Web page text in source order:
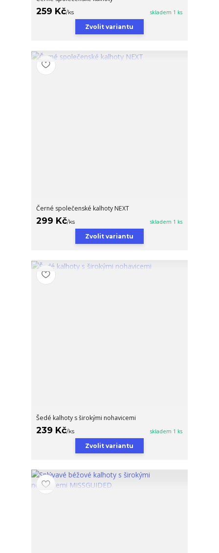
259 Kč/ks skladem 1 ks
Zvolit variantu
Černé společenské kalhoty NEXT
299 Kč/ks skladem 1 ks
Zvolit variantu
Šedé kalhoty s širokými nohavicemi
239 Kč/ks skladem 1 ks
Zvolit variantu